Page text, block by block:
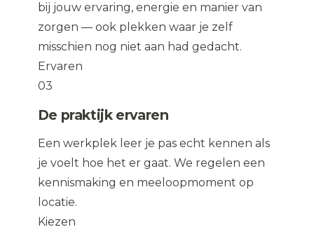
bij jouw ervaring, energie en manier van
zorgen — ook plekken waar je zelf
misschien nog niet aan had gedacht.
Ervaren
03
De praktijk ervaren
Een werkplek leer je pas echt kennen als
je voelt hoe het er gaat. We regelen een
kennismaking en meeloopmoment op
locatie.
Kiezen